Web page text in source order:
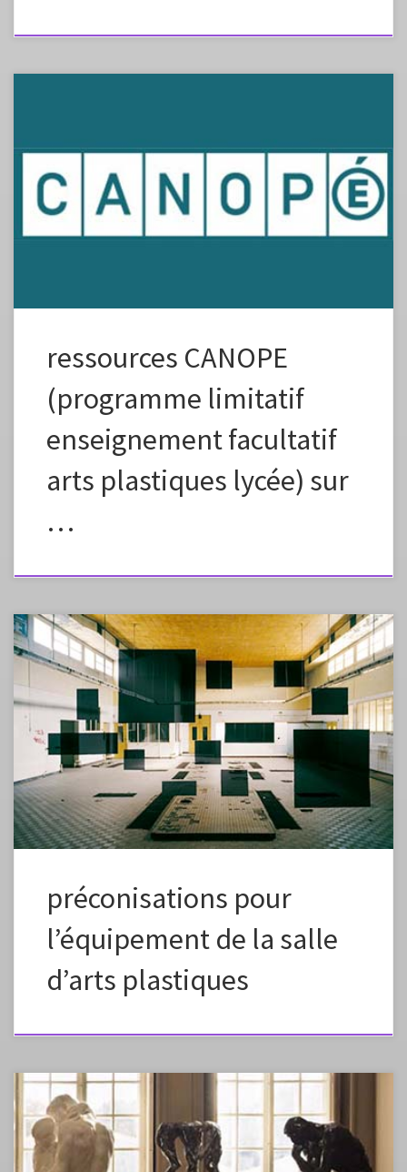
d’accompagnement pédagogique de 3 extraits du film Rodin de
Jacques Doillon (en salles le 24 mai). Ce dossier est accessible depuis la
fiche produit Rodin sur reseau-canope.fr : https://www.reseau-
canope.fr/rodin-accompagnement-pedagogique-dextraits-du-
ressources CANOPE
(programme limitatif
enseignement facultatif
arts plastiques lycée) sur
…
L’Inspection Générale a mis en ligne sur le site Eduscol : « Ce document
est d’importance stratégique puisqu’il permet de redéfinir les
préconisations pour les équipements des salles d’arts plastiques ainsi
que les équipements numériques.Ces éléments vous seront nécessaires
pour argumenter raisonnablement vos demandes auprès de vos
directions. » Source de
l’article:http://cache.media.eduscol.education.fr/file/Arts_plastiques/56
/4/38_RA16_C4_APLA_Conseils-preco-espace-
travail_DM_V3_664564.pdf
préconisations pour
l’équipement de la salle
d’arts plastiques
llustre artiste de son temps, Auguste Rodin incarne aujourd’hui encore
le génie de la sculpture. Divisée en quatre grandes sections, une